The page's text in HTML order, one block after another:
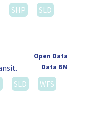
SHP
SLD
Open Data
Data BM
SLD
WFS